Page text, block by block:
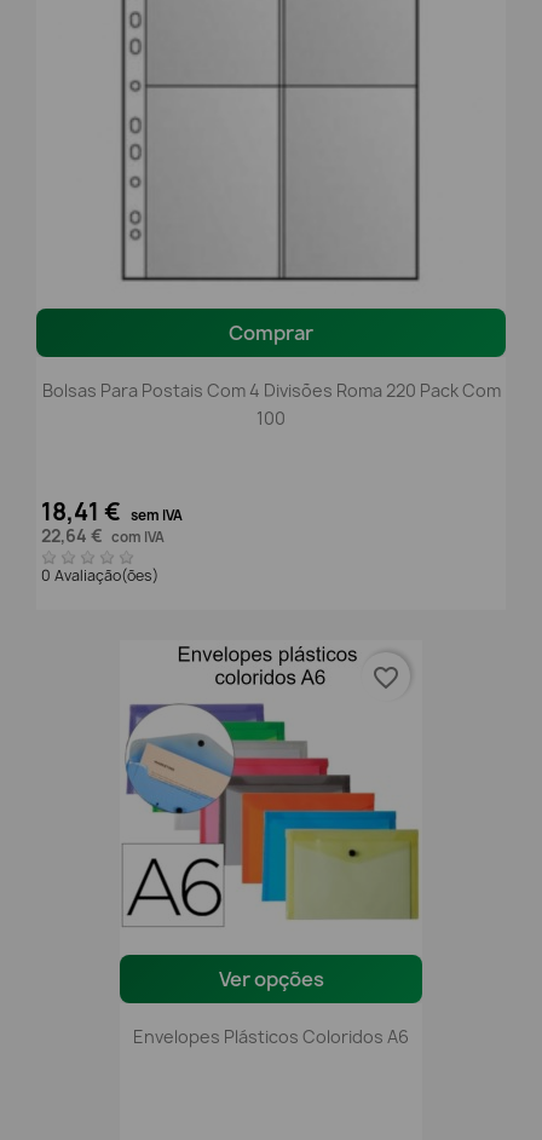
Comprar
Bolsas Para Postais Com 4 Divisões Roma 220 Pack Com
100
18,41 € sem IVA
22,64 € com IVA
0 Avaliação(ões)
Ver opções
Envelopes Plásticos Coloridos A6
favorite_border